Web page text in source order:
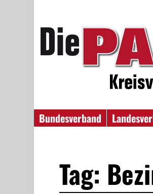
Bundesverband
Tag: